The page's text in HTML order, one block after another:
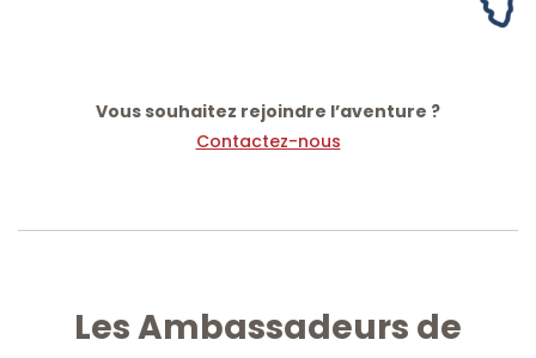
Vous souhaitez rejoindre l’aventure ?
Contactez-nous
Les Ambassadeurs de